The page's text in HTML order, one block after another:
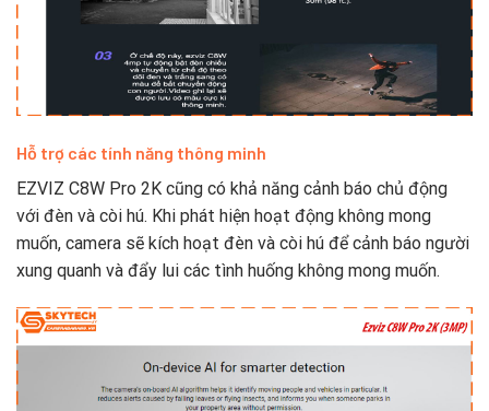
Hỗ trợ các tính năng thông minh
EZVIZ C8W Pro 2K cũng có khả năng cảnh báo chủ động
với đèn và còi hú. Khi phát hiện hoạt động không mong
muốn, camera sẽ kích hoạt đèn và còi hú để cảnh báo người
xung quanh và đẩy lui các tình huống không mong muốn.